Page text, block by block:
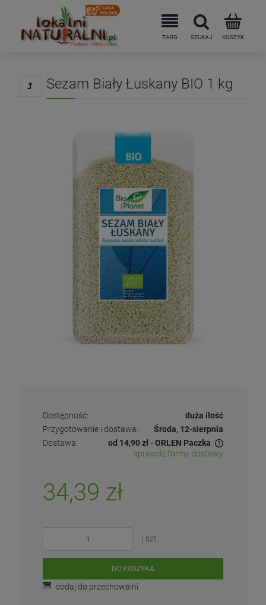
Sezam Biały Łuskany BIO 1 kg
Dostępność:
duża ilość
Przygotowanie i dostawa:
Środa, 12-sierpnia
Dostawa:
od 14,90 zł- ORLEN Paczka
sprawdź formy dostawy
34,39 zł
| szt
DO KOSZYKA
dodaj do przechowalni